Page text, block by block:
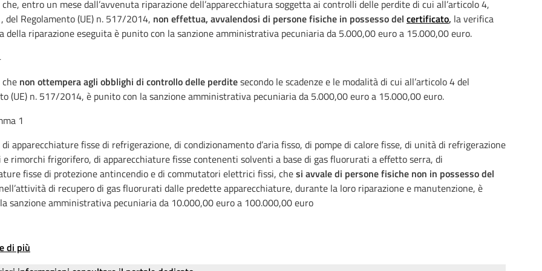
che, entro un mese dall’avvenuta riparazione dell’apparecchiatura soggetta ai controlli delle perdite di cui all’articolo 4,
del Regolamento (UE) n. 517/2014, non effettua, avvalendosi di persone fisiche in possesso del certificato, la verifica
della riparazione eseguita è punito con la sanzione amministrativa pecuniaria da 5.000,00 euro a 15.000,00 euro.
che non ottempera agli obblighi di controllo delle perditesecondo le scadenze e le modalità di cui all’articolo 4 del
(UE) n. 517/2014, è punito con la sanzione amministrativa pecuniaria da 5.000,00 euro a 15.000,00 euro.
1
di apparecchiature fisse di refrigerazione, di condizionamento d’aria fisso, di pompe di calore fisse, di unità di refrigerazione
rimorchi frigorifero, di apparecchiature fisse contenenti solventi a base di gas fluorurati a effetto serra, di
fisse di protezione antincendio e di commutatori elettrici fissi, chesi avvale di persone fisiche non in possesso del
di recupero di gas fluorurati dalle predette apparecchiature, durante la loro riparazione e manutenzione, è
sanzione amministrativa pecuniaria da 10.000,00 euro a 100.000,00 euro
di più